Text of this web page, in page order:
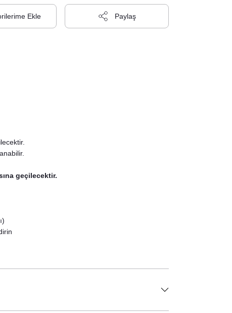
Paylaş
geçilecektir.